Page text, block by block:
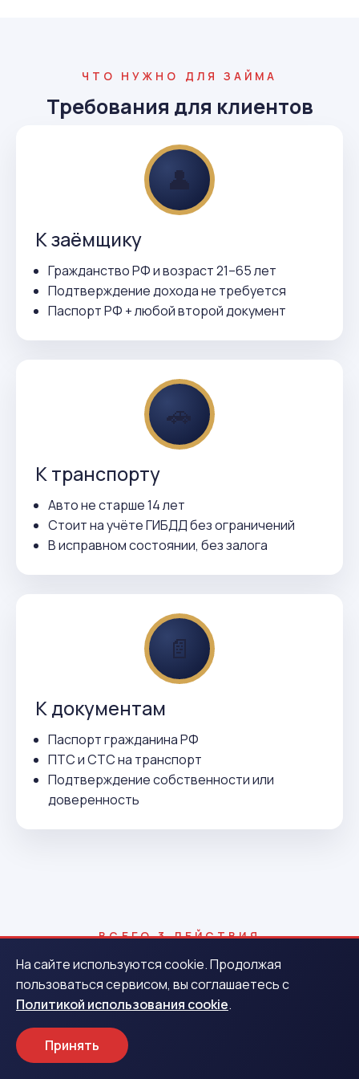
ЧТО НУЖНО ДЛЯ ЗАЙМА
Требования для клиентов
👤
К заёмщику
Гражданство РФ и возраст 21–65 лет
Подтверждение дохода не требуется
Паспорт РФ + любой второй документ
🚗
К транспорту
Авто не старше 14 лет
Стоит на учёте ГИБДД без ограничений
В исправном состоянии, без залога
📄
К документам
Паспорт гражданина РФ
ПТС и СТС на транспорт
Подтверждение собственности или
доверенность
ВСЕГО 3 ДЕЙСТВИЯ
Как получить деньги в Янауле
1
Заявка
На сайте используются cookie. Продолжая
пользоваться сервисом, вы соглашаетесь с
Политикой использования cookie.
Принять